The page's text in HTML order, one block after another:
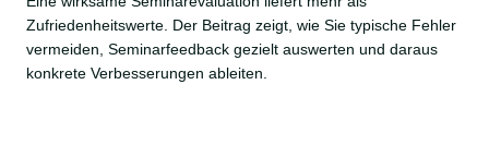
Zufriedenheitswerte. Der Beitrag zeigt, wie Sie typische Fehler
vermeiden, Seminarfeedback gezielt auswerten und daraus
konkrete Verbesserungen ableiten.